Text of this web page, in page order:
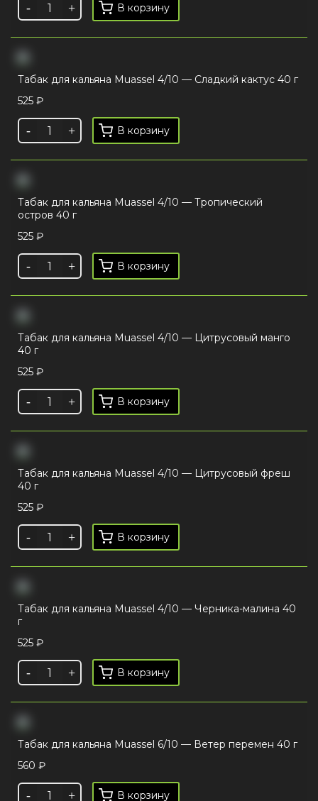
В корзину
Табак для кальяна Muassel 4/10 — Сладкий кактус 40 г
525 ₽
В корзину
Табак для кальяна Muassel 4/10 — Тропический
остров 40 г
525 ₽
В корзину
Табак для кальяна Muassel 4/10 — Цитрусовый манго
40 г
525 ₽
В корзину
Табак для кальяна Muassel 4/10 — Цитрусовый фреш
40 г
525 ₽
В корзину
Табак для кальяна Muassel 4/10 — Черника-малина 40
г
525 ₽
В корзину
Табак для кальяна Muassel 6/10 — Ветер перемен 40 г
560 ₽
В корзину